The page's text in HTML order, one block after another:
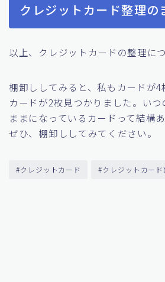
クレジットカード整理の
以上、クレジットカードの整理に
棚卸ししてみると、私もカードが4
カードが2枚見つかりました。い
ままになっているカードって結構
ぜひ、棚卸ししてみてください。
#クレジットカード #クレジットカード